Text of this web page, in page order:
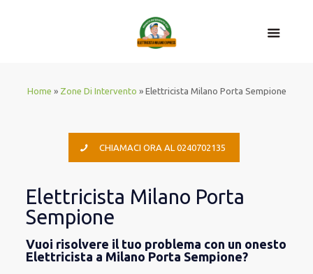
Home » Zone Di Intervento » Elettricista Milano Porta Sempione
CHIAMACI ORA AL 0240702135
Elettricista Milano Porta
Sempione
Vuoi risolvere il tuo problema con un onesto
Elettricista a Milano Porta Sempione?